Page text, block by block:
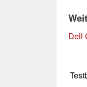
Dell